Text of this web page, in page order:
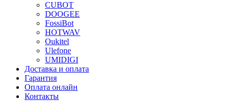
CUBOT
DOOGEE
FossiBot
HOTWAV
Oukitel
Ulefone
UMIDIGI
Доставка и оплата
Гарантия
Оплата онлайн
Контакты